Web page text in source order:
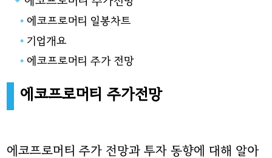
에코프로머티 일봉차트
기업개요
에코프로머티 주가 전망
에코프로머티 주가전망
에코프로머티 주가 전망과 투자 동향에 대해 알아